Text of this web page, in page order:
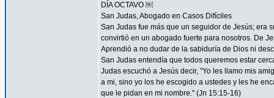
DÍA OCTAVO ￼
San Judas, Abogado en Casos Difíciles
San Judas fue más que un seguidor de Jesús; era
convirtió en un abogado fuerte para nosotros. De
Aprendió a no dudar de la sabiduría de Dios ni
San Judas entendía que todos queremos estar
Judas escuchó a Jesús decir, "Yo les llamo mis
a mi, sino yo los he escogido a ustedes y les he
que le pidan en mi nombre." (Jn 15:15-16)